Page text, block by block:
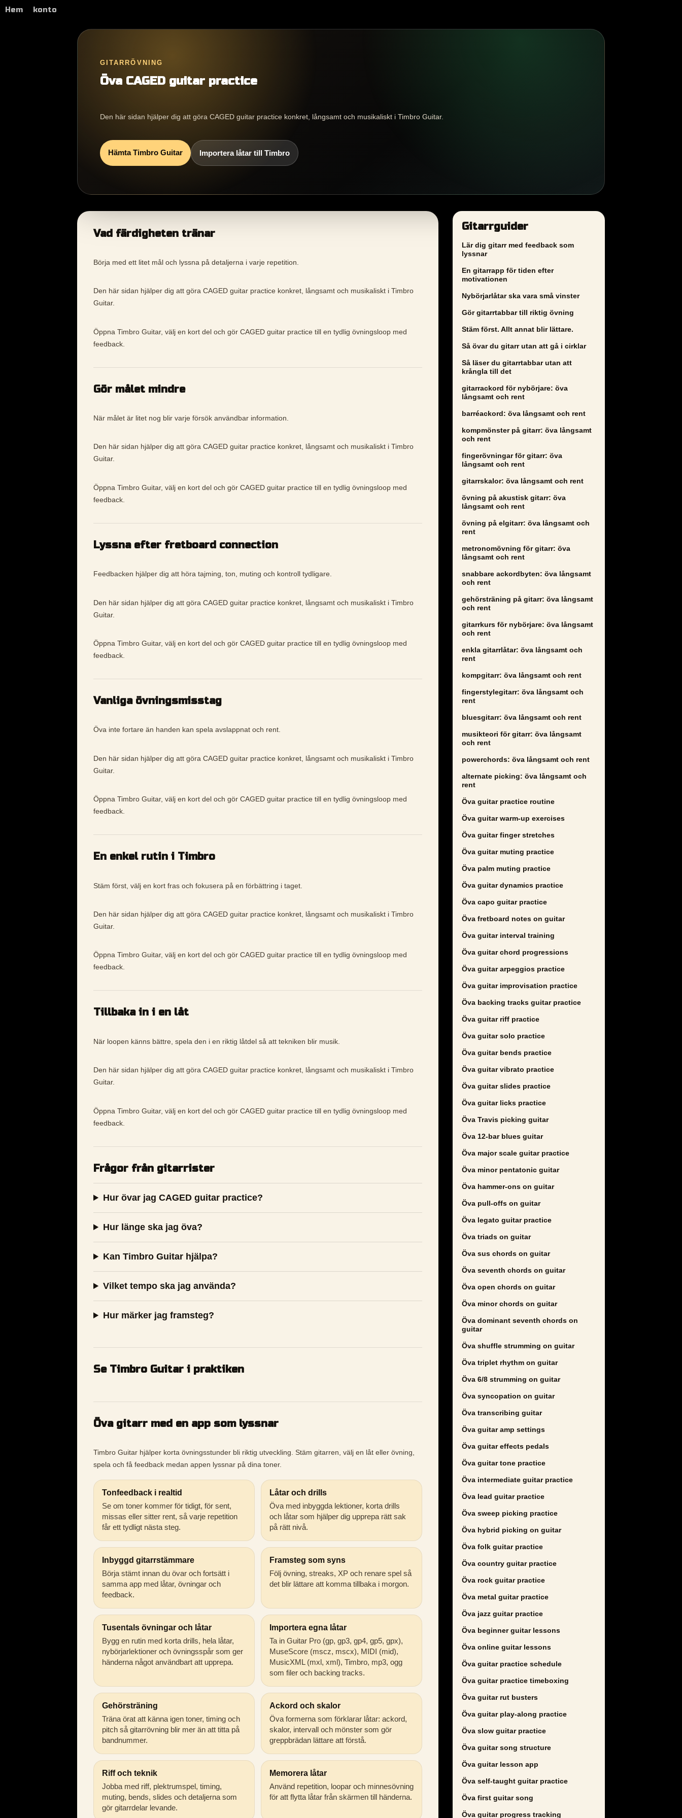
Hem konto
GITARRÖVNING
Öva CAGED guitar practice
Den här sidan hjälper dig att göra CAGED guitar practice konkret, långsamt och musikaliskt i Timbro Guitar.
Hämta Timbro Guitar Importera låtar till Timbro
Vad färdigheten tränar
Börja med ett litet mål och lyssna på detaljerna i varje repetition.
Den här sidan hjälper dig att göra CAGED guitar practice konkret, långsamt och musikaliskt i Timbro
Guitar.
Öppna Timbro Guitar, välj en kort del och gör CAGED guitar practice till en tydlig övningsloop med
feedback.
Gör målet mindre
När målet är litet nog blir varje försök användbar information.
Den här sidan hjälper dig att göra CAGED guitar practice konkret, långsamt och musikaliskt i Timbro
Guitar.
Öppna Timbro Guitar, välj en kort del och gör CAGED guitar practice till en tydlig övningsloop med
feedback.
Lyssna efter fretboard connection
Feedbacken hjälper dig att höra tajming, ton, muting och kontroll tydligare.
Den här sidan hjälper dig att göra CAGED guitar practice konkret, långsamt och musikaliskt i Timbro
Guitar.
Öppna Timbro Guitar, välj en kort del och gör CAGED guitar practice till en tydlig övningsloop med
feedback.
Vanliga övningsmisstag
Öva inte fortare än handen kan spela avslappnat och rent.
Den här sidan hjälper dig att göra CAGED guitar practice konkret, långsamt och musikaliskt i Timbro
Guitar.
Öppna Timbro Guitar, välj en kort del och gör CAGED guitar practice till en tydlig övningsloop med
feedback.
En enkel rutin i Timbro
Stäm först, välj en kort fras och fokusera på en förbättring i taget.
Den här sidan hjälper dig att göra CAGED guitar practice konkret, långsamt och musikaliskt i Timbro
Guitar.
Öppna Timbro Guitar, välj en kort del och gör CAGED guitar practice till en tydlig övningsloop med
feedback.
Tillbaka in i en låt
När loopen känns bättre, spela den i en riktig låtdel så att tekniken blir musik.
Den här sidan hjälper dig att göra CAGED guitar practice konkret, långsamt och musikaliskt i Timbro
Guitar.
Öppna Timbro Guitar, välj en kort del och gör CAGED guitar practice till en tydlig övningsloop med
feedback.
Frågor från gitarrister
Hur övar jag CAGED guitar practice?
Hur länge ska jag öva?
Kan Timbro Guitar hjälpa?
Vilket tempo ska jag använda?
Hur märker jag framsteg?
Se Timbro Guitar i praktiken
Öva gitarr med en app som lyssnar
Timbro Guitar hjälper korta övningsstunder bli riktig utveckling. Stäm gitarren, välj en låt eller övning,
spela och få feedback medan appen lyssnar på dina toner.
Tonfeedback i realtid
Se om toner kommer för tidigt, för sent,
missas eller sitter rent, så varje repetition
får ett tydligt nästa steg.
Låtar och drills
Öva med inbyggda lektioner, korta drills
och låtar som hjälper dig upprepa rätt sak
på rätt nivå.
Inbyggd gitarrstämmare
Börja stämt innan du övar och fortsätt i
samma app med låtar, övningar och
feedback.
Framsteg som syns
Följ övning, streaks, XP och renare spel så
det blir lättare att komma tillbaka i morgon.
Tusentals övningar och låtar
Bygg en rutin med korta drills, hela låtar,
nybörjarlektioner och övningsspår som ger
händerna något användbart att upprepa.
Importera egna låtar
Ta in Guitar Pro (gp, gp3, gp4, gp5, gpx),
MuseScore (mscz, mscx), MIDI (mid),
MusicXML (mxl, xml), Timbro, mp3, ogg
som filer och backing tracks.
Gehörsträning
Träna örat att känna igen toner, timing och
pitch så gitarrövning blir mer än att titta på
bandnummer.
Ackord och skalor
Öva formerna som förklarar låtar: ackord,
skalor, intervall och mönster som gör
greppbrädan lättare att förstå.
Riff och teknik
Jobba med riff, plektrumspel, timing,
muting, bends, slides och detaljerna som
gör gitarrdelar levande.
Memorera låtar
Använd repetition, loopar och minnesövning
för att flytta låtar från skärmen till händerna.
Gitarrguider
Lär dig gitarr med feedback som
lyssnar
En gitarrapp för tiden efter
motivationen
Nybörjarlåtar ska vara små vinster
Gör gitarrtabbar till riktig övning
Stäm först. Allt annat blir lättare.
Så övar du gitarr utan att gå i cirklar
Så läser du gitarrtabbar utan att
krångla till det
gitarrackord för nybörjare: öva
långsamt och rent
barréackord: öva långsamt och rent
kompmönster på gitarr: öva långsamt
och rent
fingerövningar för gitarr: öva
långsamt och rent
gitarrskalor: öva långsamt och rent
övning på akustisk gitarr: öva
långsamt och rent
övning på elgitarr: öva långsamt och
rent
metronomövning för gitarr: öva
långsamt och rent
snabbare ackordbyten: öva långsamt
och rent
gehörsträning på gitarr: öva långsamt
och rent
gitarrkurs för nybörjare: öva långsamt
och rent
enkla gitarrlåtar: öva långsamt och
rent
kompgitarr: öva långsamt och rent
fingerstylegitarr: öva långsamt och
rent
bluesgitarr: öva långsamt och rent
musikteori för gitarr: öva långsamt
och rent
powerchords: öva långsamt och rent
alternate picking: öva långsamt och
rent
Öva guitar practice routine
Öva guitar warm-up exercises
Öva guitar finger stretches
Öva guitar muting practice
Öva palm muting practice
Öva guitar dynamics practice
Öva capo guitar practice
Öva fretboard notes on guitar
Öva guitar interval training
Öva guitar chord progressions
Öva guitar arpeggios practice
Öva guitar improvisation practice
Öva backing tracks guitar practice
Öva guitar riff practice
Öva guitar solo practice
Öva guitar bends practice
Öva guitar vibrato practice
Öva guitar slides practice
Öva guitar licks practice
Öva Travis picking guitar
Öva 12-bar blues guitar
Öva major scale guitar practice
Öva minor pentatonic guitar
Öva hammer-ons on guitar
Öva pull-offs on guitar
Öva legato guitar practice
Öva triads on guitar
Öva sus chords on guitar
Öva seventh chords on guitar
Öva open chords on guitar
Öva minor chords on guitar
Öva dominant seventh chords on
guitar
Öva shuffle strumming on guitar
Öva triplet rhythm on guitar
Öva 6/8 strumming on guitar
Öva syncopation on guitar
Öva transcribing guitar
Öva guitar amp settings
Öva guitar effects pedals
Öva guitar tone practice
Öva intermediate guitar practice
Öva lead guitar practice
Öva sweep picking practice
Öva hybrid picking on guitar
Öva folk guitar practice
Öva country guitar practice
Öva rock guitar practice
Öva metal guitar practice
Öva jazz guitar practice
Öva beginner guitar lessons
Öva online guitar lessons
Öva guitar practice schedule
Öva guitar practice timeboxing
Öva guitar rut busters
Öva guitar play-along practice
Öva slow guitar practice
Öva guitar song structure
Öva guitar lesson app
Öva self-taught guitar practice
Öva first guitar song
Öva guitar progress tracking